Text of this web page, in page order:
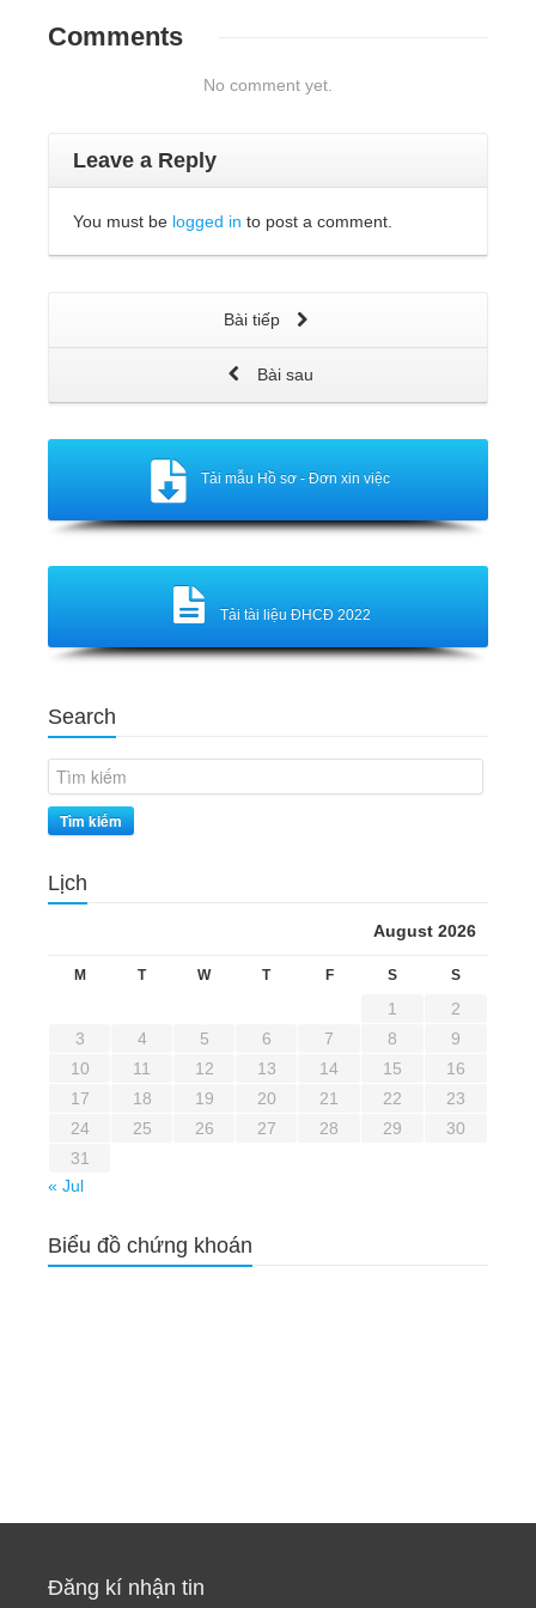
Comments
No comment yet.
Leave a Reply
You must be logged in to post a comment.
Bài tiếp
Bài sau
Tải mẫu Hồ sơ - Đơn xin việc
Tải tài liệu ĐHCĐ 2022
Search
Tìm kiếm
Lịch
August 2026
M T W T F S S
1
2
3
4 5 6 7 8
9
10
11 12 13 14 15
16
17
18 19 20 21 22
23
24
25 26 27 28 29
30
31
« Jul
Biểu đồ chứng khoán
Đăng kí nhận tin